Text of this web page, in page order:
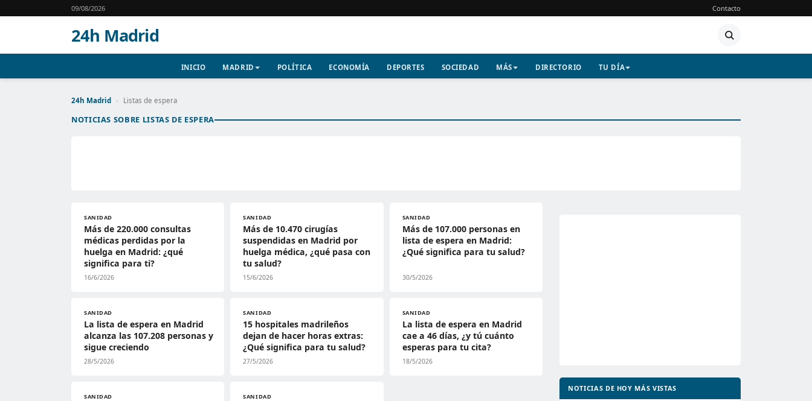
09/08/2026 Contacto
24h Madrid
INICIO MADRID POLÍTICA ECONOMÍA DEPORTES SOCIEDAD MÁS DIRECTORIO TU DÍA
24h Madrid › Listas de espera
NOTICIAS SOBRE LISTAS DE ESPERA
SANIDAD
Más de 220.000 consultas
médicas perdidas por la
huelga en Madrid: ¿qué
significa para ti?
16/6/2026
SANIDAD
Más de 10.470 cirugías
suspendidas en Madrid por
huelga médica, ¿qué pasa con
tu salud?
15/6/2026
SANIDAD
Más de 107.000 personas en
lista de espera en Madrid:
¿Qué significa para tu salud?
30/5/2026
SANIDAD
La lista de espera en Madrid
alcanza las 107.208 personas y
sigue creciendo
28/5/2026
SANIDAD
15 hospitales madrileños
dejan de hacer horas extras:
¿Qué significa para tu salud?
27/5/2026
SANIDAD
La lista de espera en Madrid
cae a 46 días, ¿y tú cuánto
esperas para tu cita?
18/5/2026
SANIDAD SANIDAD
NOTICIAS DE HOY MÁS VISTAS